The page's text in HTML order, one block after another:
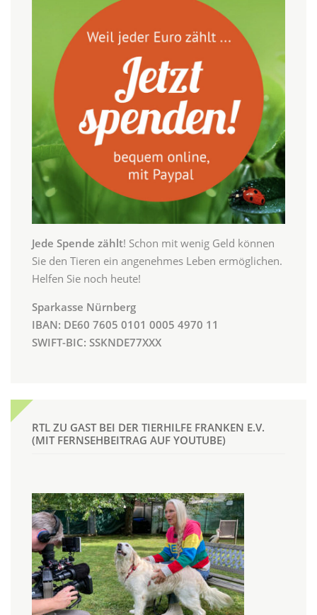
Jede Spende zählt! Schon mit wenig Geld können
Sie den Tieren ein angenehmes Leben ermöglichen.
Helfen Sie noch heute!
Sparkasse Nürnberg
IBAN: DE60 7605 0101 0005 4970 11
SWIFT-BIC: SSKNDE77XXX
RTL ZU GAST BEI DER TIERHILFE FRANKEN E.V.
(MIT FERNSEHBEITRAG AUF YOUTUBE)